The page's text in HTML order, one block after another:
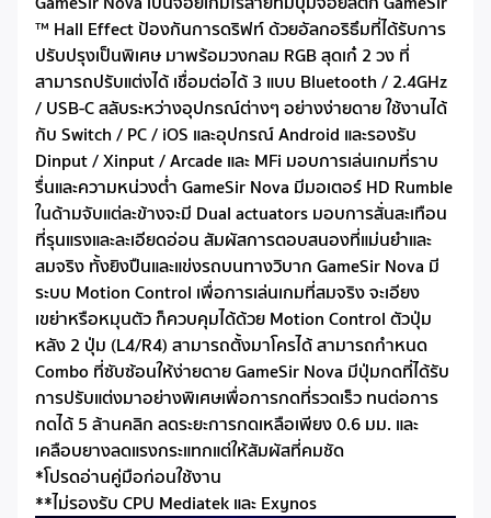
™ Hall Effect ป้องกันการดริฟท์ ด้วยอัลกอริธึมที่ได้รับการ
ปรับปรุงเป็นพิเศษ มาพร้อมวงกลม RGB สุดเก๋ 2 วง ที่
สามารถปรับแต่งได้ เชื่อมต่อได้ 3 แบบ Bluetooth / 2.4GHz
/ USB-C สลับระหว่างอุปกรณ์ต่างๆ อย่างง่ายดาย ใช้งานได้
กับ Switch / PC / iOS และอุปกรณ์ Android และรองรับ
Dinput / Xinput / Arcade และ MFi มอบการเล่นเกมที่ราบ
รื่นและความหน่วงต่ำ GameSir Nova มีมอเตอร์ HD Rumble
ในด้ามจับแต่ละข้างจะมี Dual actuators มอบการสั่นสะเทือน
ที่รุนแรงและละเอียดอ่อน สัมผัสการตอบสนองที่แม่นยำและ
สมจริง ทั้งยิงปืนและแข่งรถบนทางวิบาก GameSir Nova มี
ระบบ Motion Control เพื่อการเล่นเกมที่สมจริง จะเอียง
เขย่าหรือหมุนตัว ก็ควบคุมได้ด้วย Motion Control ตัวปุ่ม
หลัง 2 ปุ่ม (L4/R4) สามารถตั้งมาโครได้ สามารถกำหนด
Combo ที่ซับซ้อนให้ง่ายดาย GameSir Nova มีปุ่มกดที่ได้รับ
การปรับแต่งมาอย่างพิเศษเพื่อการกดที่รวดเร็ว ทนต่อการ
กดได้ 5 ล้านคลิก ลดระยะการกดเหลือเพียง 0.6 มม. และ
เคลือบยางลดแรงกระแทกแต่ให้สัมผัสที่คมชัด
*โปรดอ่านคู่มือก่อนใช้งาน
**ไม่รองรับ CPU Mediatek และ Exynos